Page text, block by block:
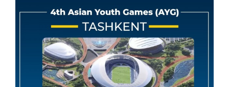
КОНТАКТЫ